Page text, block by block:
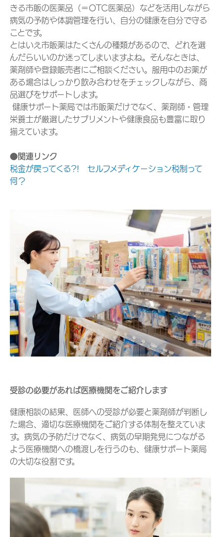
きる市販の医薬品（＝OTC医薬品）などを活用しながら
病気の予防や体調管理を行い、自分の健康を自分で守る
ことです。
とはいえ市販薬はたくさんの種類があるので、どれを選
んだらいいのか迷ってしまいますよね。そんなときは、
薬剤師や登録販売者にご相談ください。服用中のお薬が
ある場合はしっかり飲み合わせをチェックしながら、商
品選びをサポートします。
健康サポート薬局では市販薬だけでなく、薬剤師・管理
栄養士が厳選したサプリメントや健康食品も豊富に取り
揃えています。
●関連リンク
税金が戻ってくる?! セルフメディケーション税制って
何？
受診の必要があれば医療機関をご紹介します
健康相談の結果、医師への受診が必要と薬剤師が判断し
た場合、適切な医療機関をご紹介する体制を整えていま
す。病気の予防だけでなく、病気の早期発見につながる
よう医療機関への橋渡しを行うのも、健康サポート薬局
の大切な役割です。